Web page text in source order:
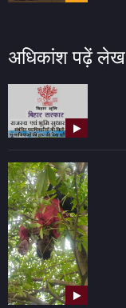
अधिकांश पढ़ें लेख